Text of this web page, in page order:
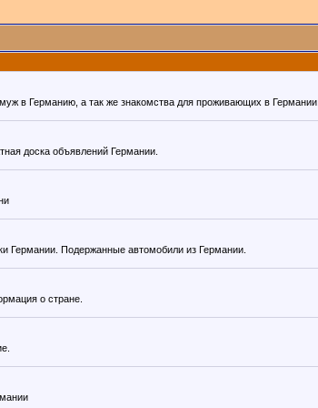
в Германию, а так же знакомства для проживающих в Германии.
доска объявлений Германии.
Германии. Подержанные автомобили из Германии.
о стране.